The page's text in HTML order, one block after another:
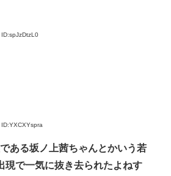
ID:spJzDtzL0
ID:YXCXYspra
ある坂ノ上茜ちゃんとかいう若
現で一気に抜き去られたよねす